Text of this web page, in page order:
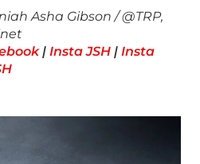
Asha Gibson / @TRP,
| Insta JSH | Insta